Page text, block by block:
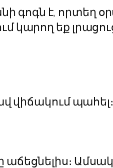
գոգն է, որտեղ
կարող եք
պահել։